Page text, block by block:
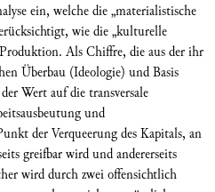
ein, welche die „materialistische
wie die „kulturelle
Als Chiffre, die aus der ihr
Überbau (Ideologie) und Basis
Wert auf die transversale
und
der Verqueerung des Kapitals, an
greifbar wird und andererseits
wird durch zwei offensichtlich